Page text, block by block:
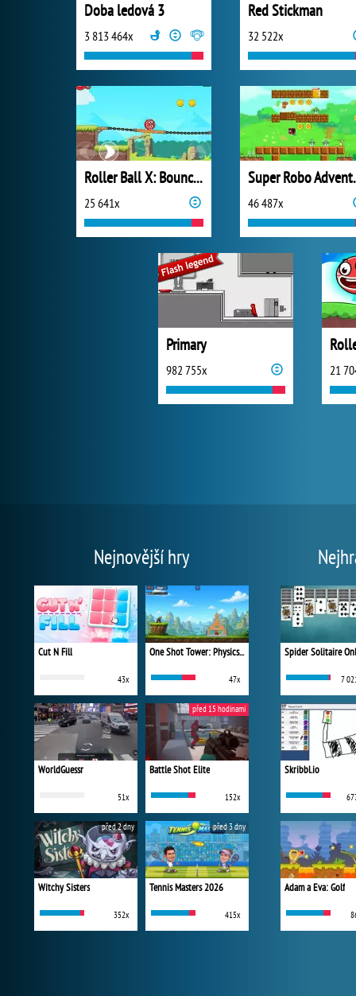
Doba ledová 3
3 813 464x
Red Stickman
32 522x
Roller Ball X: Bounce Ball
25 641x 46 487x
Primary
982 755x 21
Nejnovější hry
Cut N Fill
43x
One Shot Tower: Physics Destroyer
47x
WorldGuessr
51x
Battle Shot Elite
152x
před 15 hodinami
Witchy Sisters
352x
před 2 dny
Tennis Masters 2026
415x
před 3 dny
Spider Solitaire
7
Skribbl.io
Adam a Eva: Golf